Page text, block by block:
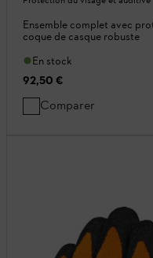
Ensemble complet avec
coque de casque robuste
En stock
92,50 €
Comparer